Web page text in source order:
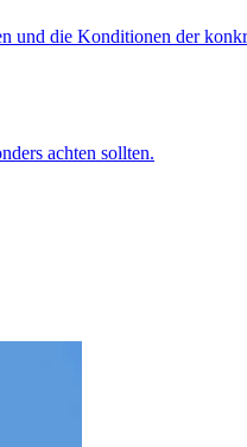
und die Konditionen der
achten sollten.